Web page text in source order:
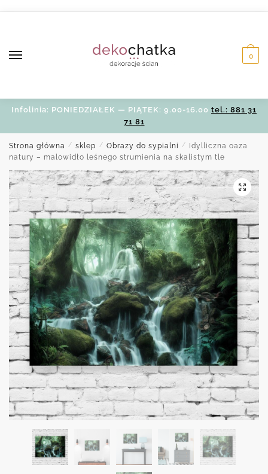
0
Infolinia: PONIEDZIAŁEK — PIĄTEK: 9.00-16.00 tel.: 881 31
71 81
Strona główna / sklep / Obrazy do sypialni /
Idylliczna oaza
natury – malowidło leśnego strumienia na skalistym tle